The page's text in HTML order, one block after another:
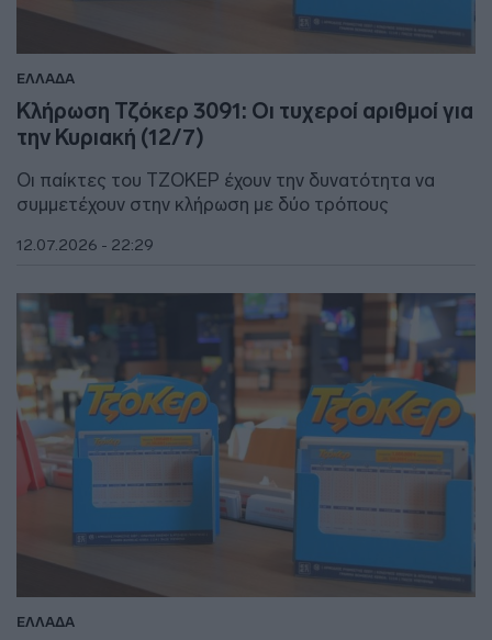
ΕΛΛΑΔΑ
Κλήρωση Τζόκερ 3091: Οι τυχεροί αριθμοί για
την Κυριακή (12/7)
Οι παίκτες του ΤΖΟΚΕΡ έχουν την δυνατότητα να
συμμετέχουν στην κλήρωση με δύο τρόπους
12.07.2026 - 22:29
ΕΛΛΑΔΑ